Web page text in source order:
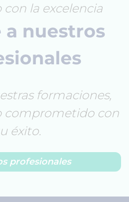
con la excelencia
a nuestros
formaciones,
comprometido con
éxito.
profesionales